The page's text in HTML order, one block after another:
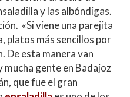
y las albóndigas.
«Si viene una parejita
platos más sencillos por
De esta manera van
mucha gente en Badajoz
que fue el gran